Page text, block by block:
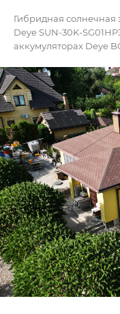
Гибридная солнечная
Deye SUN-30K-
аккумуляторах Deye